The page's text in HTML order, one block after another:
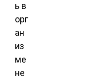
ь в
орг
ан
из
ме
не